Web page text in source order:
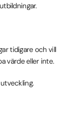
tidigare och vill
värde eller inte.